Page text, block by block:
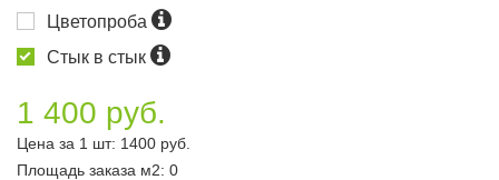
Цветопроба
Стык в стык
1 400 руб.
Цена за 1 шт: 1400 руб.
Площадь заказа м2: 0